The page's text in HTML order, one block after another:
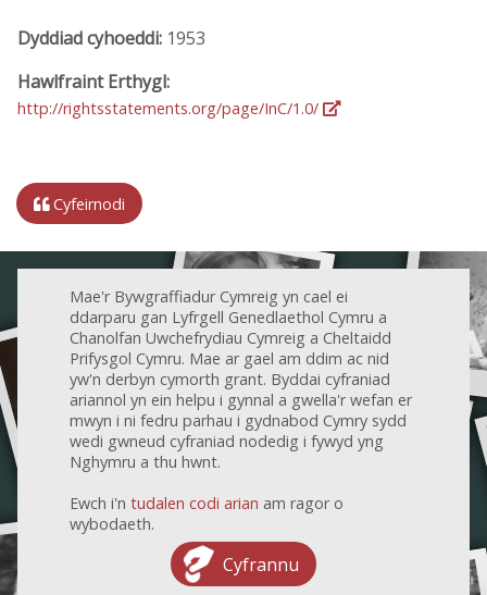
Dyddiad cyhoeddi: 1953
Hawlfraint Erthygl:
http://rightsstatements.org/page/InC/1.0/
Cyfeirnodi
Mae'r Bywgraffiadur Cymreig yn cael ei
ddarparu gan Lyfrgell Genedlaethol Cymru a
Chanolfan Uwchefrydiau Cymreig a Cheltaidd
Prifysgol Cymru. Mae ar gael am ddim ac nid
yw'n derbyn cymorth grant. Byddai cyfraniad
ariannol yn ein helpu i gynnal a gwella'r wefan er
mwyn i ni fedru parhau i gydnabod Cymry sydd
wedi gwneud cyfraniad nodedig i fywyd yng
Nghymru a thu hwnt.
Ewch i'n tudalen codi arian am ragor o
wybodaeth.
Cyfrannu